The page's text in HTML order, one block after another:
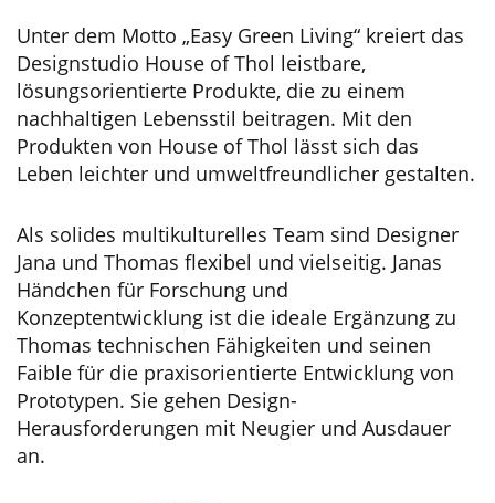
Unter dem Motto „Easy Green Living“ kreiert das
Designstudio House of Thol leistbare,
lösungsorientierte Produkte, die zu einem
nachhaltigen Lebensstil beitragen. Mit den
Produkten von House of Thol lässt sich das
Leben leichter und umweltfreundlicher gestalten.
Als solides multikulturelles Team sind Designer
Jana und Thomas flexibel und vielseitig. Janas
Händchen für Forschung und
Konzeptentwicklung ist die ideale Ergänzung zu
Thomas technischen Fähigkeiten und seinen
Faible für die praxisorientierte Entwicklung von
Prototypen. Sie gehen Design-
Herausforderungen mit Neugier und Ausdauer
an.